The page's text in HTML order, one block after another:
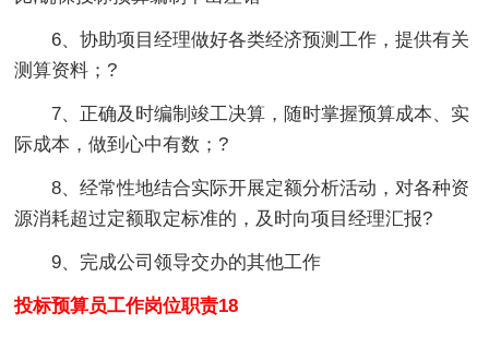
6、协助项目经理做好各类经济预测工作，提供有关
测算资料；?
7、正确及时编制竣工决算，随时掌握预算成本、实
际成本，做到心中有数；?
8、经常性地结合实际开展定额分析活动，对各种资
源消耗超过定额取定标准的，及时向项目经理汇报?
9、完成公司领导交办的其他工作
投标预算员工作岗位职责18